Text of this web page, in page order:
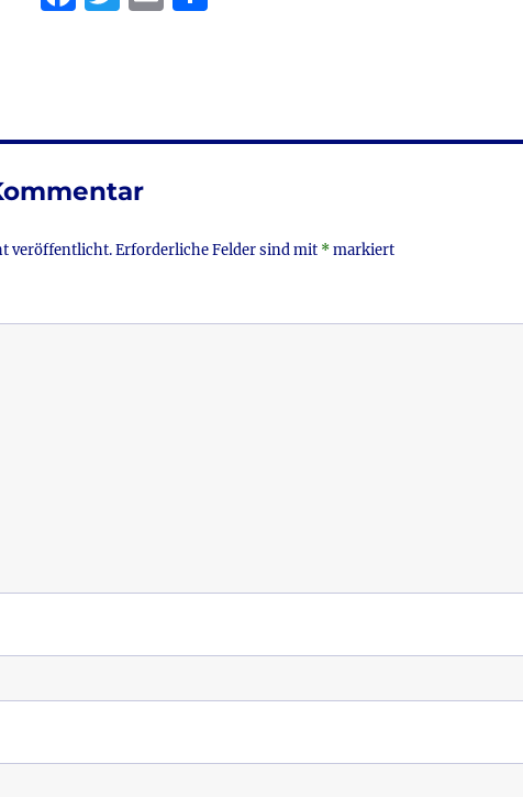
b
o
k
r
veröffentlicht.Erforderliche Felder sind mit *markiert